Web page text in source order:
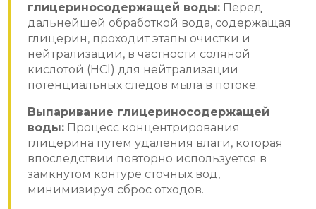
глицериносодержащей воды: Перед
дальнейшей обработкой вода, содержащая
глицерин, проходит этапы очистки и
нейтрализации, в частности соляной
кислотой (HCl) для нейтрализации
потенциальных следов мыла в потоке.
Выпаривание глицериносодержащей
воды: Процесс концентрирования
глицерина путем удаления влаги, которая
впоследствии повторно используется в
замкнутом контуре сточных вод,
минимизируя сброс отходов.